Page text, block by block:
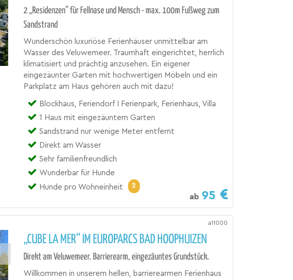
2 „Residenzen“ für Fellnase und Mensch - max. 100m Fußweg zum
Sandstrand
Wunderschön luxuriöse Ferienhäuser unmittelbar am
Wasser des Veluwemeer. Traumhaft eingerichtet, herrlich
klimatisiert und prächtig anzusehen. Ein eigener
eingezäunter Garten mit hochwertigen Möbeln und ein
Parkplatz am Haus gehören auch mit dazu!
Blockhaus, Feriendorf I Ferienpark, Ferienhaus, Villa
1 Haus mit eingezäuntem Garten
Sandstrand nur wenige Meter entfernt
Direkt am Wasser
Sehr familienfreundlich
Wunderbar für Hunde
Hunde pro Wohneinheit
2
ab 95
a11000
„CUBE LA MER“ IM EUROPARCS BAD HOOPHUIZEN
Direkt am Veluwemeer. Barrierearm, eingezäuntes Grundstück.
Willkommen in unserem hellen, barrierearmen Ferienhaus